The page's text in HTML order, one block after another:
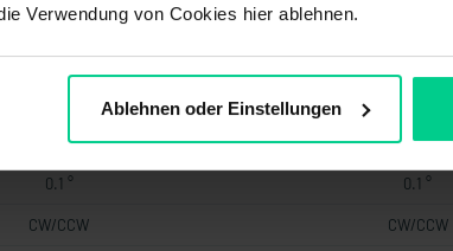
Verwendung von Cookies hier ablehnen.
Ablehnen oder Einstellungen
CAN J1939
1 1
J1939 J1939
0.1 ° 0.1 °
CW/CCW CW/CCW